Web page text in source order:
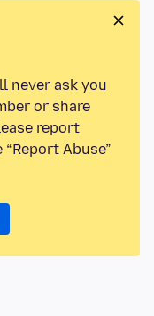
never ask you
or share
report
Abuse”